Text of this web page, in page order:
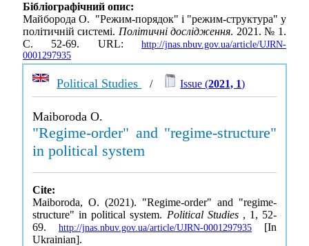
Бібліографічний опис:
Майборода О. "Режим-порядок" і "режим-структура" у
політичній системі. Політичні дослідження. 2021. № 1.
С. 52-69. URL: http://jnas.nbuv.gov.ua/article/UJRN-
0001297935
Political Studies / Issue (2021, 1)
Maiboroda O.
"Regime-order" and "regime-structure"
in political system
Cite:
Maiboroda, O. (2021). "Regime-order" and "regime-
structure" in political system. Political Studies , 1, 52-
69. http://jnas.nbuv.gov.ua/article/UJRN-0001297935 [In
Ukrainian].